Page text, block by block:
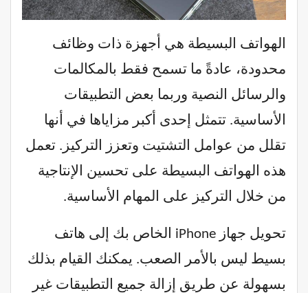
الهواتف البسيطة هي أجهزة ذات وظائف
محدودة، عادةً ما تسمح فقط بالمكالمات
والرسائل النصية وربما بعض التطبيقات
الأساسية. تتمثل إحدى أكبر مزاياها في أنها
تقلل من عوامل التشتيت وتعزز التركيز. تعمل
هذه الهواتف البسيطة على تحسين الإنتاجية
من خلال التركيز على المهام الأساسية.
تحويل جهاز iPhone الخاص بك إلى هاتف
بسيط ليس بالأمر الصعب. يمكنك القيام بذلك
بسهولة عن طريق إزالة جميع التطبيقات غير